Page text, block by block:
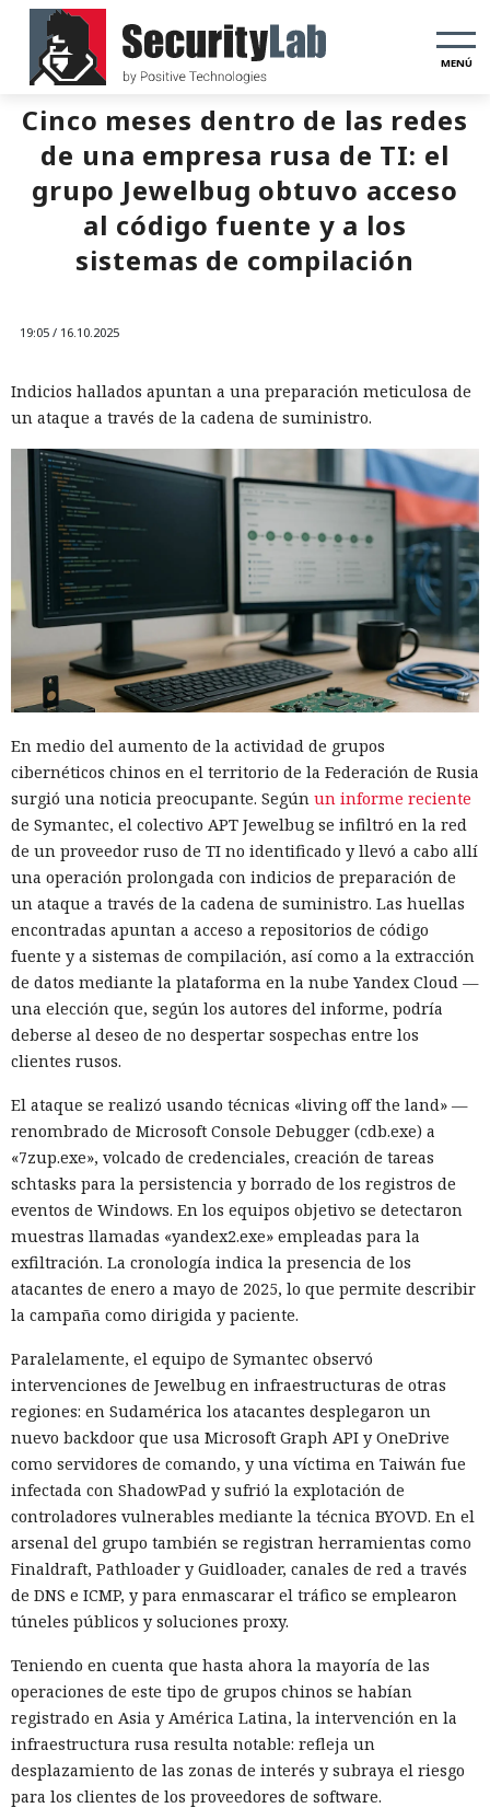
MENÚ
Cinco meses dentro de las redes
de una empresa rusa de TI: el
grupo Jewelbug obtuvo acceso
al código fuente y a los
sistemas de compilación
19:05 / 16.10.2025
Indicios hallados apuntan a una preparación meticulosa de
un ataque a través de la cadena de suministro.
En medio del aumento de la actividad de grupos
cibernéticos chinos en el territorio de la Federación de Rusia
surgió una noticia preocupante. Según un informe reciente
de Symantec, el colectivo APT Jewelbug se infiltró en la red
de un proveedor ruso de TI no identificado y llevó a cabo allí
una operación prolongada con indicios de preparación de
un ataque a través de la cadena de suministro. Las huellas
encontradas apuntan a acceso a repositorios de código
fuente y a sistemas de compilación, así como a la extracción
de datos mediante la plataforma en la nube Yandex Cloud —
una elección que, según los autores del informe, podría
deberse al deseo de no despertar sospechas entre los
clientes rusos.
El ataque se realizó usando técnicas «living off the land» —
renombrado de Microsoft Console Debugger (cdb.exe) a
«7zup.exe», volcado de credenciales, creación de tareas
schtasks para la persistencia y borrado de los registros de
eventos de Windows. En los equipos objetivo se detectaron
muestras llamadas «yandex2.exe» empleadas para la
exfiltración. La cronología indica la presencia de los
atacantes de enero a mayo de 2025, lo que permite describir
la campaña como dirigida y paciente.
Paralelamente, el equipo de Symantec observó
intervenciones de Jewelbug en infraestructuras de otras
regiones: en Sudamérica los atacantes desplegaron un
nuevo backdoor que usa Microsoft Graph API y OneDrive
como servidores de comando, y una víctima en Taiwán fue
infectada con ShadowPad y sufrió la explotación de
controladores vulnerables mediante la técnica BYOVD. En el
arsenal del grupo también se registran herramientas como
Finaldraft, Pathloader y Guidloader, canales de red a través
de DNS e ICMP, y para enmascarar el tráfico se emplearon
túneles públicos y soluciones proxy.
Teniendo en cuenta que hasta ahora la mayoría de las
operaciones de este tipo de grupos chinos se habían
registrado en Asia y América Latina, la intervención en la
infraestructura rusa resulta notable: refleja un
desplazamiento de las zonas de interés y subraya el riesgo
para los clientes de los proveedores de software.